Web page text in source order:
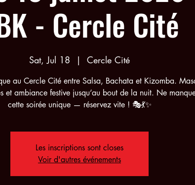
- Cercle Cité
Sat, Jul 18
  |
Cercle Cité
au Cercle Cité entre Salsa, Bachata et Kizomba.
et ambiance festive jusqu’au bout de la nuit. Ne
cette soirée unique — réservez vite ! 🎭💃✨
Les inscriptions sont closes
Voir d'autres événements